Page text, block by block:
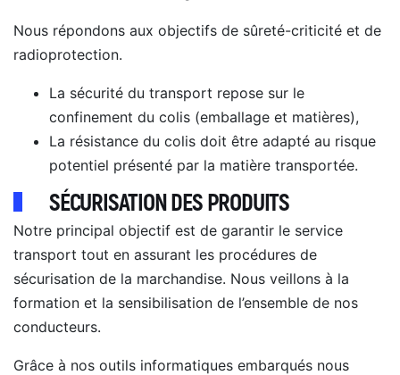
Nous répondons aux objectifs de sûreté-criticité et de
radioprotection.
La sécurité du transport repose sur le
confinement du colis (emballage et matières),
La résistance du colis doit être adapté au risque
potentiel présenté par la matière transportée.
SÉCURISATION DES PRODUITS
Notre principal objectif est de garantir le service
transport tout en assurant les procédures de
sécurisation de la marchandise. Nous veillons à la
formation et la sensibilisation de l’ensemble de nos
conducteurs.
Grâce à nos outils informatiques embarqués nous